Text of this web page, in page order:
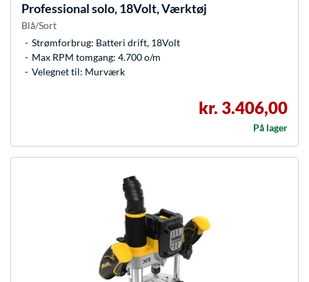
Professional solo, 18Volt, Værktøj
Blå/Sort
Strømforbrug: Batteri drift, 18Volt
Max RPM tomgang: 4.700 o/m
Velegnet til: Murværk
kr. 3.406,00
På lager